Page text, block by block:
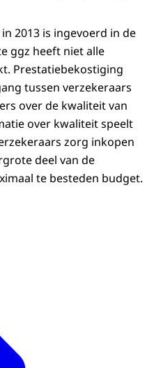
2013 is ingevoerd in de
ggz heeft niet alle
Prestatiebekostiging
tussen verzekeraars
over de kwaliteit van
over kwaliteit speelt
zorg inkopen
deel van de
te besteden budget.